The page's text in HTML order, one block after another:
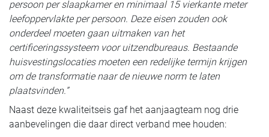
persoon per slaapkamer en minimaal 15 vierkante meter
leefoppervlakte per persoon. Deze eisen zouden ook
onderdeel moeten gaan uitmaken van het
certificeringssysteem voor uitzendbureaus. Bestaande
huisvestingslocaties moeten een redelijke termijn krijgen
om de transformatie naar de nieuwe norm te laten
plaatsvinden.”
Naast deze kwaliteitseis gaf het aanjaagteam nog drie
aanbevelingen die daar direct verband mee houden: